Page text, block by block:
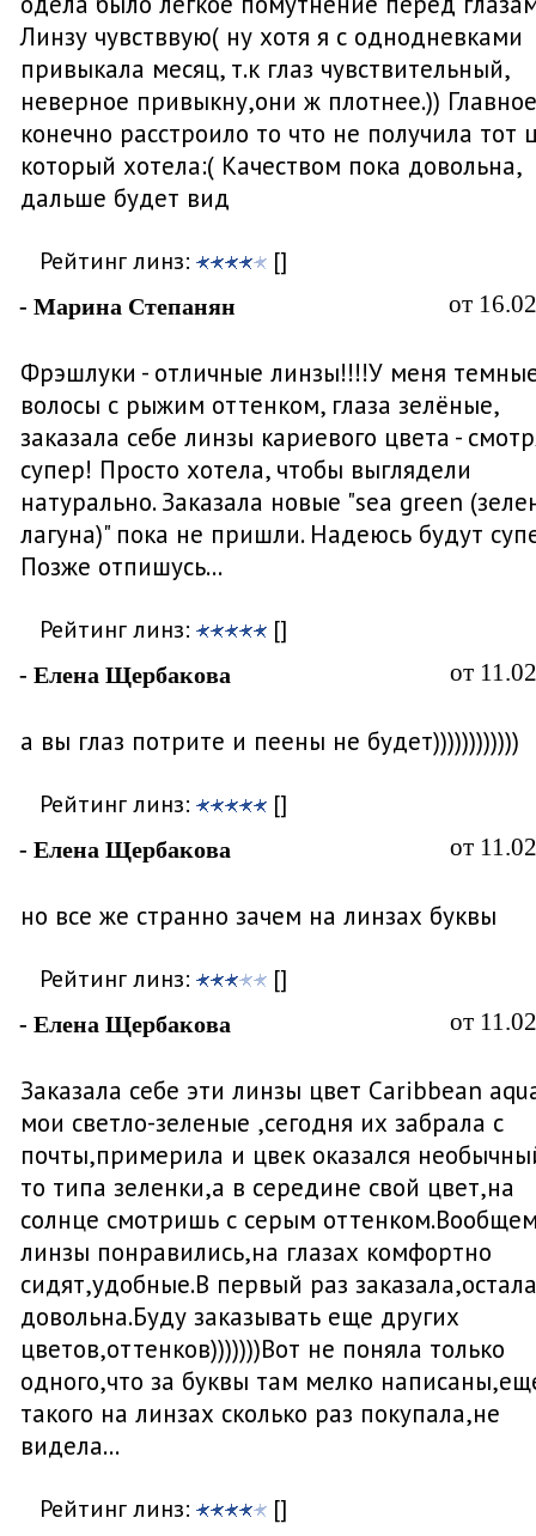
Линзу чувстввую( ну хотя я с однодневками
привыкала месяц, т.к глаз чувствительный,
неверное привыкну,они ж плотнее.)) Главное
конечно расстроило то что не получила тот
который хотела:( Качеством пока довольна,
дальше будет вид
Рейтинг линз: []
- Марина Степанян от
Фрэшлуки - отличные линзы!!!!У меня
волосы с рыжим оттенком, глаза зелёные,
заказала себе линзы кариевого цвета -
супер! Просто хотела, чтобы выглядели
натурально. Заказала новые "sea green
лагуна)" пока не пришли. Надеюсь будут
Позже отпишусь...
Рейтинг линз: []
- Елена Щербакова от
а вы глаз потрите и пеены не будет))))))))))))
Рейтинг линз: []
- Елена Щербакова от
но все же странно зачем на линзах буквы
Рейтинг линз: []
- Елена Щербакова от
Заказала себе эти линзы цвет Caribbean
мои светло-зеленые ,сегодня их забрала с
почты,примерила и цвек оказался
то типа зеленки,а в середине свой цвет,на
солнце смотришь с серым
линзы понравились,на глазах комфортно
сидят,удобные.В первый раз
довольна.Буду заказывать еще других
цветов,оттенков)))))))Вот не поняла только
одного,что за буквы там мелко
такого на линзах сколько раз покупала,не
видела...
Рейтинг линз: []